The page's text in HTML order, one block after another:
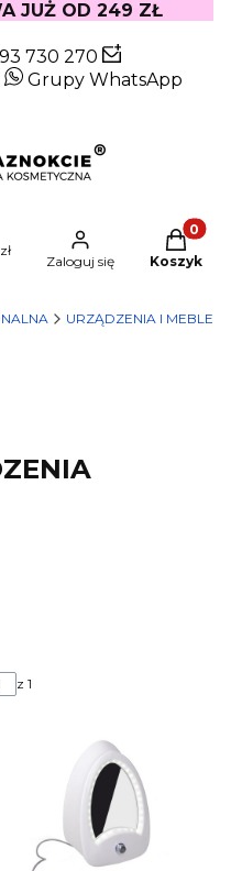
JUŻ OD 249 ZŁ
730 270
Grupy WhatsApp
zł
Zaloguj się Koszyk
URZĄDZENIA I MEBLE
z 1